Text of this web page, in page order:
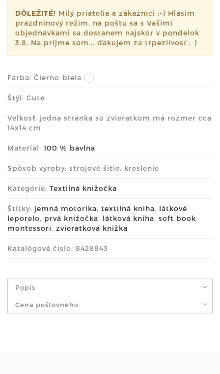
DÔLEŽITÉ! Milý priatelia a zákazníci ;-) Hlásim
prázdninový režim, na poštu sa s Vašimi
objednávkami sa dostanem najskôr v pondelok
3.8. Na príjme som... ďakujem za trpezlivosť ;-)
Farba: Čierno-biela
Štýl: Cute
Veľkosť: jedna stránka so zvieratkom má rozmer cca
14x14 cm
Materiál: 100 % bavlna
Spôsob výroby: strojové šitie, kreslenie
Kategórie: Textilná knižočka
Štítky: jemná motorika, textilná kniha, látkové
leporelo, prvá knižočka, látková kniha, soft book,
montessori, zvieratková knižka
Katalógové číslo: 8428843
Popis
Cena poštovného